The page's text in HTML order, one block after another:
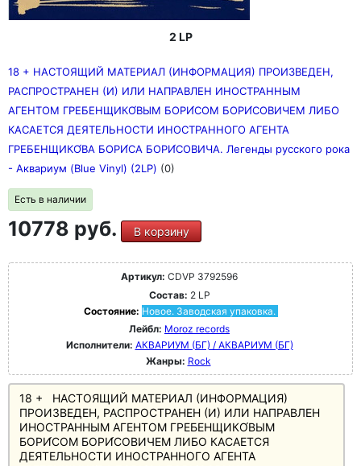
2 LP
18 + НАСТОЯЩИЙ МАТЕРИАЛ (ИНФОРМАЦИЯ) ПРОИЗВЕДЕН,
РАСПРОСТРАНЕН (И) ИЛИ НАПРАВЛЕН ИНОСТРАННЫМ
АГЕНТОМ ГРЕБЕНЩИКО́ВЫМ БОРИ́СОМ БОРИ́СОВИЧЕМ ЛИБО
КАСАЕТСЯ ДЕЯТЕЛЬНОСТИ ИНОСТРАННОГО АГЕНТА
ГРЕБЕНЩИКО́ВА БОРИ́СА БОРИ́СОВИЧА. Легенды русского рока
- Аквариум (Blue Vinyl) (2LP) (0)
Есть в наличии
10778 руб. В корзину
Артикул: CDVP 3792596
Состав: 2 LP
Состояние: Новое. Заводская упаковка.
Лейбл: Moroz records
Исполнители: АКВАРИУМ (БГ) / АКВАРИУМ (БГ)
Жанры: Rock
18 + НАСТОЯЩИЙ МАТЕРИАЛ (ИНФОРМАЦИЯ)
ПРОИЗВЕДЕН, РАСПРОСТРАНЕН (И) ИЛИ НАПРАВЛЕН
ИНОСТРАННЫМ АГЕНТОМ ГРЕБЕНЩИКО́ВЫМ
БОРИ́СОМ БОРИ́СОВИЧЕМ ЛИБО КАСАЕТСЯ
ДЕЯТЕЛЬНОСТИ ИНОСТРАННОГО АГЕНТА